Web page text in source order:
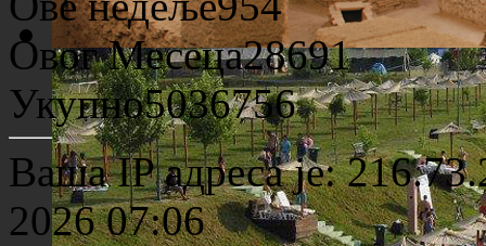
Археолошко налазиште "Viminacium"
Овог Месеца28691
Укупно5036756
Ваша IP адреса је:
2026 07:06